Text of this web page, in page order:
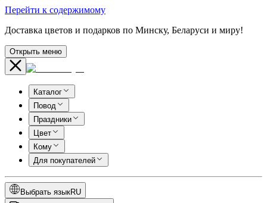
Перейти к содержимому
Доставка цветов и подарков по Минску, Беларуси и миру!
Открыть меню
Каталог
Повод
Праздники
Цвет
Кому
Для покупателей
Выбрать языкRU